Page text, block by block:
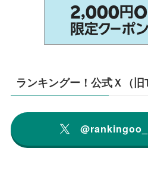
ランキングー！公式Ｘ（旧